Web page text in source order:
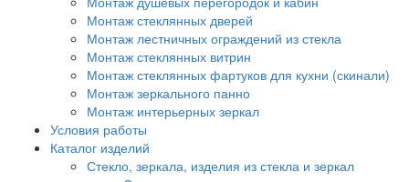
Монтаж стеклянных дверей
Монтаж лестничных ограждений из стекла
Монтаж стеклянных витрин
Монтаж стеклянных фартуков для кухни (скинали)
Монтаж зеркального панно
Монтаж интерьерных зеркал
Условия работы
Каталог изделий
Стекло, зеркала, изделия из стекла и зеркал